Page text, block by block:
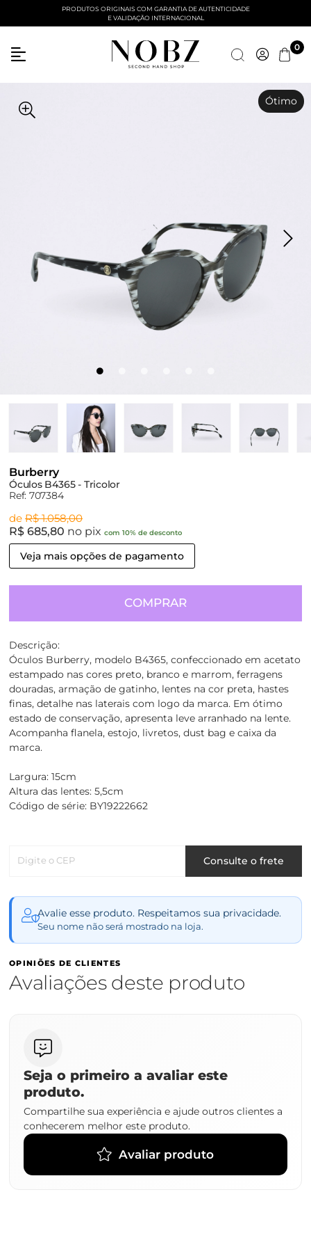
PRODUTOS ORIGINAIS COM GARANTIA DE AUTENTICIDADE
E VALIDAÇÃO INTERNACIONAL
0
Ótimo
Burberry
Óculos B4365 - Tricolor
Ref: 707384
de R$ 1.058,00
R$ 685,80 no pix com 10% de desconto
Veja mais opções de pagamento
COMPRAR
Descrição:
Óculos Burberry, modelo B4365, confeccionado em acetato
estampado nas cores preto, branco e marrom, ferragens
douradas, armação de gatinho, lentes na cor preta, hastes
finas, detalhe nas laterais com logo da marca. Em ótimo
estado de conservação, apresenta leve arranhado na lente.
Acompanha flanela, estojo, livretos, dust bag e caixa da
marca.
Largura: 15cm
Altura das lentes: 5,5cm
Código de série: BY19222662
Digite o CEP Consulte o frete
Avalie esse produto. Respeitamos sua privacidade.
Seu nome não será mostrado na loja.
OPINIÕES DE CLIENTES
Avaliações deste produto
Seja o primeiro a avaliar este
produto.
Compartilhe sua experiência e ajude outros clientes a
conhecerem melhor este produto.
Avaliar produto